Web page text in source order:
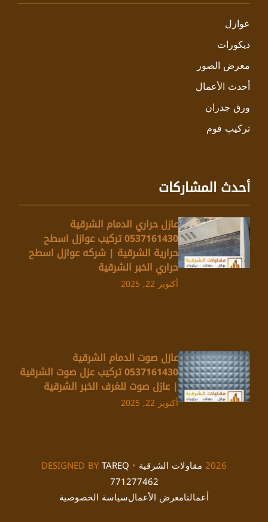
عوازل
ديكورات
معرض الصور
أحدث الأعمال
ورق جدران
تركيب فوم
أحدث المشاركات
عازل حراري الدمام الشرقية
0537161430 تركيب عوازل اسطح
حرارية الشرقية | شركه عوازل اسطح
حراري الخبر الشرقية
أكتوبر 22, 2025
عازل صوت الدمام الشرقية
0537161430 تركيب عزل صوت الشرقية
| عازل صوت للغرف الخبر الشرقية
أكتوبر 22, 2025
2026 مقاولات الشرقية • DESIGNED BY
TAREQ
771277462
أعمالنامعرض الأعمالسياسة الخصوصية